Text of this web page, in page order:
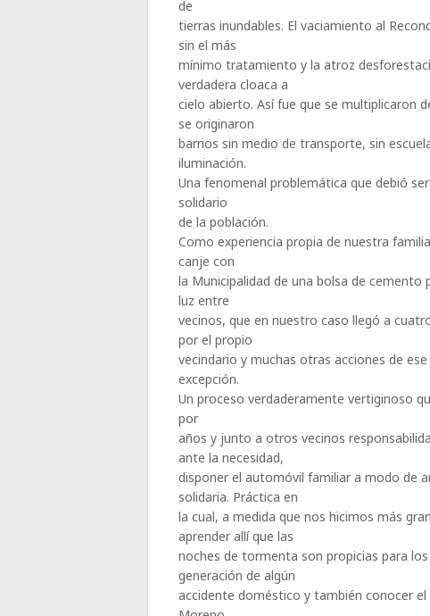
de
tierras inundables. El vaciamiento al
sin el más
mínimo tratamiento y la atroz
verdadera cloaca a
cielo abierto. Así fue que se multiplicaron
se originaron
barrios sin medio de transporte, sin
iluminación.
Una fenomenal problemática que debió
solidario
de la población.
Como experiencia propia de nuestra
canje con
la Municipalidad de una bolsa de
luz entre
vecinos, que en nuestro caso llegó a
por el propio
vecindario y muchas otras acciones de
excepción.
Un proceso verdaderamente vertiginoso
por
años y junto a otros vecinos
ante la necesidad,
disponer el automóvil familiar a modo de
solidaria. Práctica en
la cual, a medida que nos hicimos más
aprender allí que las
noches de tormenta son propicias para
generación de algún
accidente doméstico y también conocer